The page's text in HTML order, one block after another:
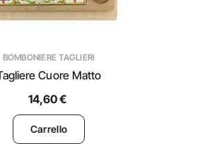
BOMBONIERE TAGLIERI
Cuore Matto
14,60 €
Carrello